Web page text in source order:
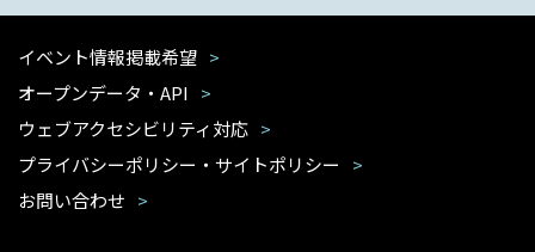
イベント情報掲載希望
オープンデータ・API
ウェブアクセシビリティ対応
プライバシーポリシー・サイトポリシー
お問い合わせ